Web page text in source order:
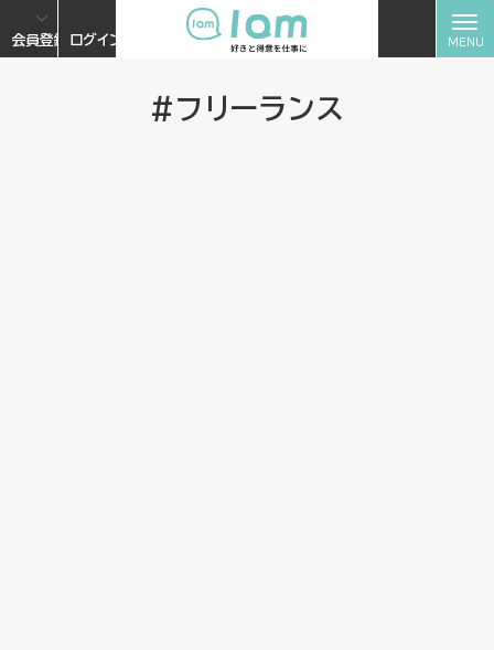
会員登録 ログイン
#フリーランス